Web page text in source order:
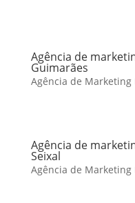
Agência de
Guimarães
Agência de
Agência de
Seixal
Agência de